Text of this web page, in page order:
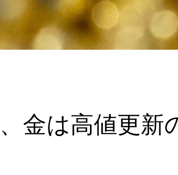
金は高値更新